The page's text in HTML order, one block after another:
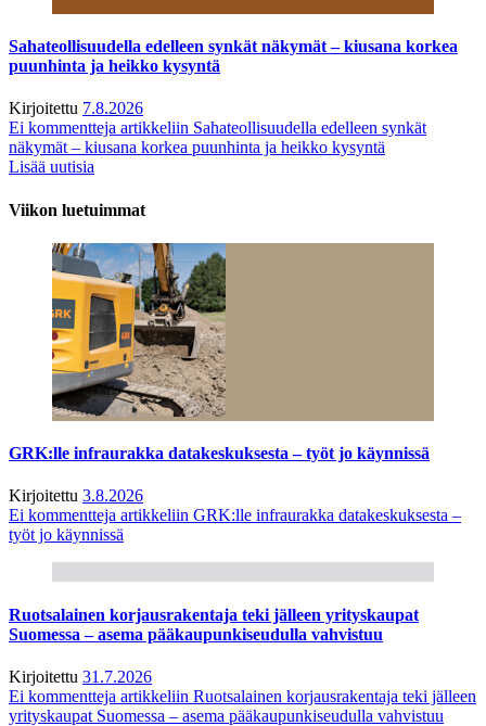
Sahateollisuudella edelleen synkät näkymät – kiusana korkea
puunhinta ja heikko kysyntä
Kirjoitettu 7.8.2026
Ei kommentteja artikkeliin Sahateollisuudella edelleen synkät
näkymät – kiusana korkea puunhinta ja heikko kysyntä
Lisää uutisia
Viikon luetuimmat
GRK:lle infraurakka datakeskuksesta – työt jo käynnissä
Kirjoitettu 3.8.2026
Ei kommentteja artikkeliin GRK:lle infraurakka datakeskuksesta –
työt jo käynnissä
Ruotsalainen korjausrakentaja teki jälleen yrityskaupat
Suomessa – asema pääkaupunkiseudulla vahvistuu
Kirjoitettu 31.7.2026
Ei kommentteja artikkeliin Ruotsalainen korjausrakentaja teki jälleen
yrityskaupat Suomessa – asema pääkaupunkiseudulla vahvistuu